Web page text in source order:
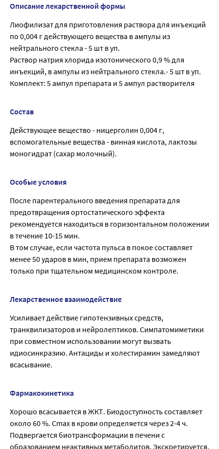
Описание лекарственной формы
Лиофилизат для приготовления раствора для инъекций
по 0,004 г действующего вещества в ампулы из
нейтрального стекла - 5 шт в уп.
Раствор натрия хлорида изотонического 0,9 % для
инъекций, в ампулы из нейтрального стекла.- 5 шт в уп.
Комплект: 5 ампул препарата и 5 ампул растворителя
Состав
Действующее вещество - ницерголин 0,004 г,
вспомогательные вещества - винная кислота, лактозы
моногидрат (сахар молочный).
Особые условия
После парентерального введения препарата для
предотвращения ортостатического эффекта
рекомендуется находиться в горизонтальном положении
в течение 10-15 мин.
В том случае, если частота пульса в покое составляет
менее 50 ударов в мин, прием препарата возможен
только при тщательном медицинском контроле.
Лекарственное взаимодействие
Усиливает действие гипотензивных средств,
транквилизаторов и нейролептиков. Симпатомиметики
при совместном использовании могут вызвать
идиосинкразию. Антациды и холестирамин замедляют
всасывание.
Фармакокинетика
Хорошо всасывается в ЖКТ. Биодоступность составляет
около 60 %. Сmах в крови определяется через 2-4 ч.
Подвергается биотрансформации в печени с
образованием неактивных метаболитов. Экскретируется,